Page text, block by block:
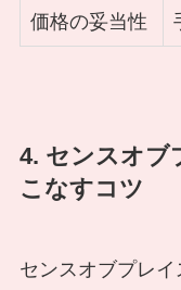
価格の妥当性
4. センスオブ
こなすコツ
センスオブプレイ